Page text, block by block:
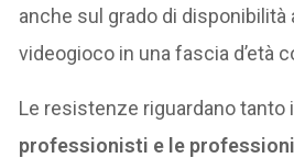
anche sul grado di disponibilità
videogioco in una fascia d’età
Le resistenze riguardano tanto
professionisti e le